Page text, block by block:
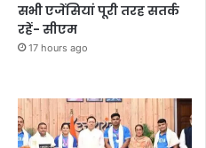
सभी एजेंसियां पूरी तरह सतर्क
रहें- सीएम
17 hours ago